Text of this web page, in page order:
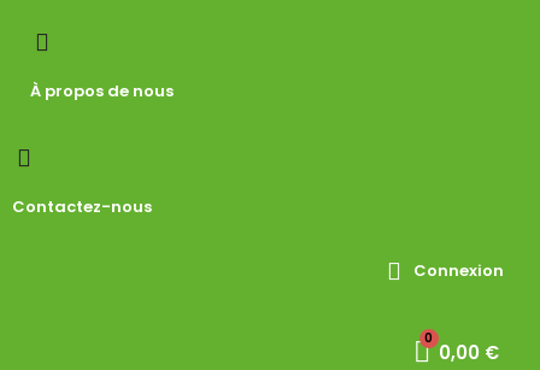
À propos de nous
Contactez-nous
Connexion
0,00 €